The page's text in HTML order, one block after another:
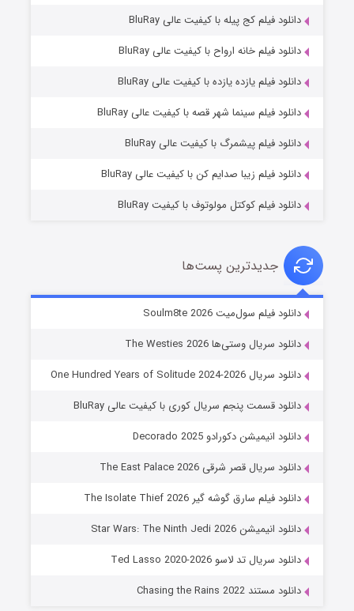
شوگر فصل ۲
خاندان اژدها فصل ۳
قسمت ۱۴ (زیرنویس)
دانلود فیلم کج‌ پیله با کیفیت عالی BluRay
دانلود فیلم خانه ارواح با کیفیت عالی BluRay
دانلود فیلم یازده یازده با کیفیت عالی BluRay
دانلود فیلم سینما شهر قصه با کیفیت عالی BluRay
دانلود فیلم پیشمرگ با کیفیت عالی BluRay
دانلود فیلم زیبا صدایم کن با کیفیت عالی BluRay
دانلود فیلم کوکتل مولوتوف با کیفیت BluRay
جدیدترین پست‌ها
دانلود فیلم سول‌میت Soulm8te 2026
دانلود سریال وستی‌ها The Westies 2026
دانلود سریال One Hundred Years of Solitude 2024-2026
دانلود قسمت پنجم سریال کوری با کیفیت عالی BluRay
دانلود انیمیشن دکورادو Decorado 2025
دانلود سریال قصر شرقی The East Palace 2026
دانلود فیلم سارق گوشه گیر The Isolate Thief 2026
دانلود انیمیشن Star Wars: The Ninth Jedi 2026
دانلود سریال تد لاسو Ted Lasso 2020-2026
دانلود مستند Chasing the Rains 2022